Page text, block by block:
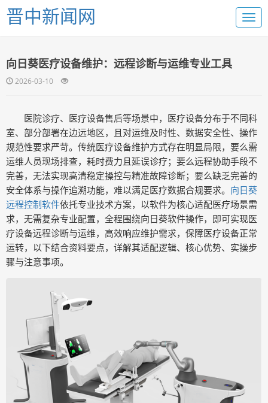
晋中新闻网
向日葵医疗设备维护：远程诊断与运维专业工具
2026-03-10
医院诊疗、医疗设备售后等场景中，医疗设备分布于不同科
室、部分部署在边远地区，且对运维及时性、数据安全性、操作
规范性要求严苛。传统医疗设备维护方式存在明显局限，要么需
运维人员现场排查，耗时费力且延误诊疗；要么远程协助手段不
完善，无法实现高清稳定操控与精准故障诊断；要么缺乏完善的
安全体系与操作追溯功能，难以满足医疗数据合规要求。 向日葵
远程控制软件依托专业技术方案，以软件为核心适配医疗场景需
求，无需复杂专业配置，全程围绕向日葵软件操作，即可实现医
疗设备远程诊断与运维，高效响应维护需求，保障医疗设备正常
运转，以下结合资料要点，详解其适配逻辑、核心优势、实操步
骤与注意事项。